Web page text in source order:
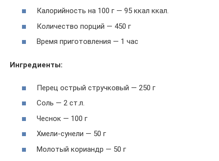
Калорийность на 100 г — 95 ккал ккал.
Количество порций — 450 г
Время приготовления — 1 час
Ингредиенты:
Перец острый стручковый — 250 г
Соль — 2 ст.л.
Чеснок — 100 г
Хмели-сунели — 50 г
Молотый кориандр — 50 г